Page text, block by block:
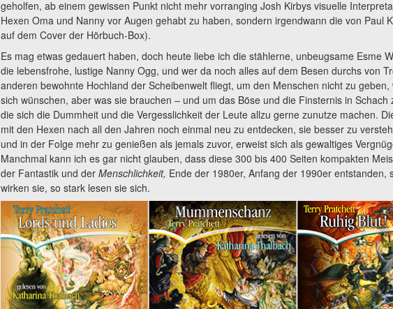
geholfen, ab einem gewissen Punkt nicht mehr vorranging Josh Kirbys visuelle
Hexen Oma und Nanny vor Augen gehabt zu haben, sondern irgendwann die von Paul
auf dem Cover der Hörbuch-Box).
Es mag etwas gedauert haben, doch heute liebe ich die stählerne, unbeugsame Esme
die lebensfrohe, lustige Nanny Ogg, und wer da noch alles auf dem Besen durchs von
anderen bewohnte Hochland der Scheibenwelt fliegt, um den Menschen nicht zu geben,
sich wünschen, aber was sie brauchen – und um das Böse und die Finsternis in Schach
die sich die Dummheit und die Vergesslichkeit der Leute allzu gerne zunutze machen.
mit den Hexen nach all den Jahren noch einmal neu zu entdecken, sie besser zu
und in der Folge mehr zu genießen als jemals zuvor, erweist sich als gewaltiges
Manchmal kann ich es gar nicht glauben, dass diese 300 bis 400 Seiten kompakten
der Fantastik und der Menschlichkeit, Ende der 1980er, Anfang der 1990er entstanden,
wirken sie, so stark lesen sie sich.